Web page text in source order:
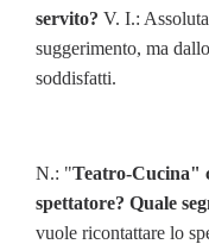
servito? V. I.:
suggerimento, ma
soddisfatti.
N.: "Teatro-Cucina"
spettatore? Quale
vuole ricontattare lo